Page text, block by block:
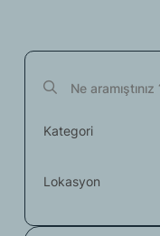
Kategori
Lokasyon